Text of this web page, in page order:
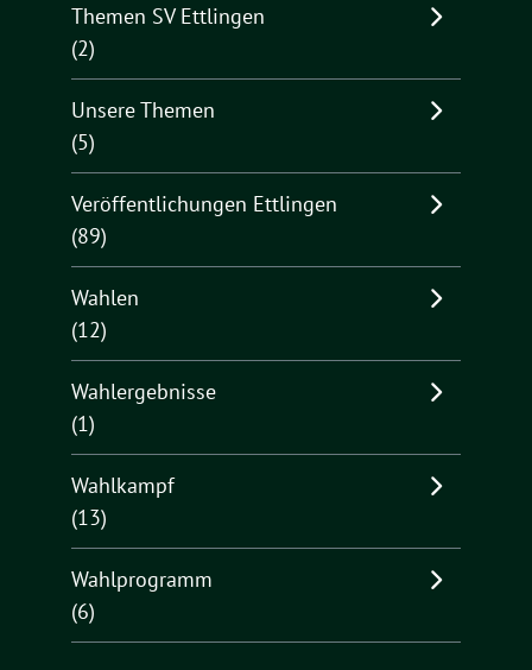
Themen SV Ettlingen
(2)
Unsere Themen
(5)
Veröffentlichungen Ettlingen
(89)
Wahlen
(12)
Wahlergebnisse
(1)
Wahlkampf
(13)
Wahlprogramm
(6)